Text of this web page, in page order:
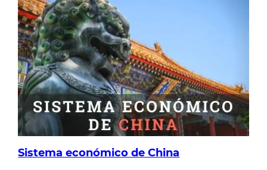
PRIMARIO,
SECUNDARIO,
TERCIARIO
Y
CUATERNARIO
Sistema económico de China